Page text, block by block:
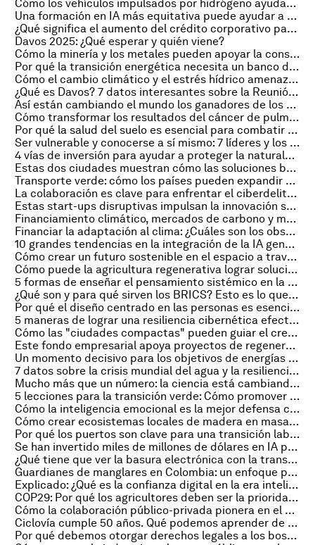
Cómo los vehículos impulsados por hidrógeno ayudarán a India a alcanzar sus objetivos de emisiones
Una formación en IA más equitativa puede ayudar a resolver la escasez de talento
¿Qué significa el aumento del crédito corporativo para los responsables políticos y las empresas?
Davos 2025: ¿Qué esperar y quién viene?
Cómo la minería y los metales pueden apoyar la construcción de megaciudades sostenibles
Por qué la transición energética necesita un banco de datos mundial sobre materiales críticos
Cómo el cambio climático y el estrés hídrico amenazan el suministro de semiconductores
¿Qué es Davos? 7 datos interesantes sobre la Reunión Anual del Foro Económico Mundial
Así están cambiando el mundo los ganadores de los New Champions Awards 2024
Cómo transformar los resultados del cáncer de pulmón en países de ingresos bajos y medios
Por qué la salud del suelo es esencial para combatir el cambio climático
Ser vulnerable y conocerse a sí mismo: 7 líderes y los consejos más valiosos que han recibido
4 vías de inversión para ayudar a proteger la naturaleza en Brasil
Estas dos ciudades muestran cómo las soluciones basadas en la naturaleza ayudan a enfrentar las inundaciones
Transporte verde: cómo los países pueden expandir su infraestructura de movilidad sostenible
La colaboración es clave para enfrentar el ciberdelito. Así lo demuestran los operativos recientes
Estas start-ups disruptivas impulsan la innovación sostenible en la industria minera
Financiamiento climático, mercados de carbono y más: 4 conclusiones clave de la COP29
Financiar la adaptación al clima: ¿Cuáles son los obstáculos para el sector privado?
10 grandes tendencias en la integración de la IA generativa a la fuerza laboral
Cómo crear un futuro sostenible en el espacio a través de su uso responsable
Cómo puede la agricultura regenerativa lograr soluciones climáticas más resilientes
5 formas de enseñar el pensamiento sistémico en la educación
¿Qué son y para qué sirven los BRICS? Esto es lo que hay que saber sobre el bloque internacional
Por qué el diseño centrado en las personas es esencial para el futuro de internet
5 maneras de lograr una resiliencia cibernética efectiva
Cómo las "ciudades compactas" pueden guiar el crecimiento y proteger al planeta y las personas
Este fondo empresarial apoya proyectos de regeneración de la naturaleza con una pequeña tasa sobre las bolsas de plástico
Un momento decisivo para los objetivos de energías renovables, y otras noticias sobre energía
7 datos sobre la crisis mundial del agua y la resiliencia hídrica que los líderes de la COP29 deben saber
Mucho más que un número: la ciencia está cambiando cómo entendemos el envejecimiento
5 lecciones para la transición verde: Cómo promover la acción por el clima con equidad
Cómo la inteligencia emocional es la mejor defensa contra las amenazas de la IA generativa
Cómo crear ecosistemas locales de madera en masa para apoyar la descarbonización
Por qué los puertos son clave para una transición laboral justa en un futuro automatizado
Se han invertido miles de millones de dólares en IA para la salud. Pero, ¿estamos gastando en los lugares adecuados?
¿Qué tiene que ver la basura electrónica con la transición digital en los países menos adelantados?
Guardianes de manglares en Colombia: un enfoque positivo para el clima y la naturaleza
Explicado: ¿Qué es la confianza digital en la era inteligente?
COP29: Por qué los agricultores deben ser la prioridad de la indemnización climática
Cómo la colaboración público-privada pionera en el sector financiero puede ayudar a asegurar su futuro cuántico
Ciclovía cumple 50 años. Qué podemos aprender de la iniciativa de calles abiertas de Bogotá
Por qué debemos otorgar derechos legales a los bosques para afrontar la crisis climática